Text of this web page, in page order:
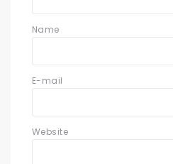
Name
E-mail
Website